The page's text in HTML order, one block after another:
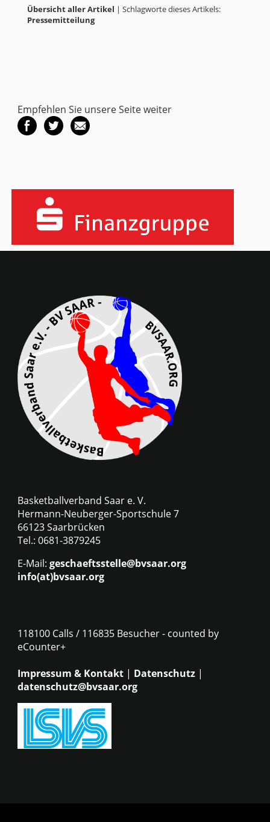
Übersicht aller Artikel | Schlagworte dieses Artikels:
Pressemitteilung
Empfehlen Sie unsere Seite weiter
Basketballverband Saar e. V.
Hermann-Neuberger-Sportschule 7
66123 Saarbrücken
Tel.: 0681-3879245
E-Mail: geschaeftsstelle@bvsaar.org
info(at)bvsaar.org
118100 Calls / 116835 Besucher - counted by
eCounter+
Impressum & Kontakt | Datenschutz |
datenschutz@bvsaar.org